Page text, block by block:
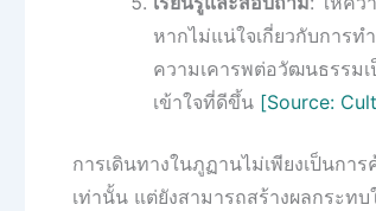
หากไม่แน่ใจเกี่ยวกับการ
ความเคารพต่อวัฒนธรรม
เข้าใจที่ดีขึ้น [Source:
การเดินทางในภูฏานไม่เพียงเป็นก
เท่านั้น แต่ยังสามารถสร้างผลกระท